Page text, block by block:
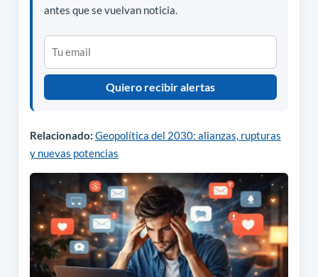
antes que se vuelvan noticia.
Quiero recibir alertas
Relacionado: Geopolítica del 2030: alianzas, rupturas
y nuevas potencias